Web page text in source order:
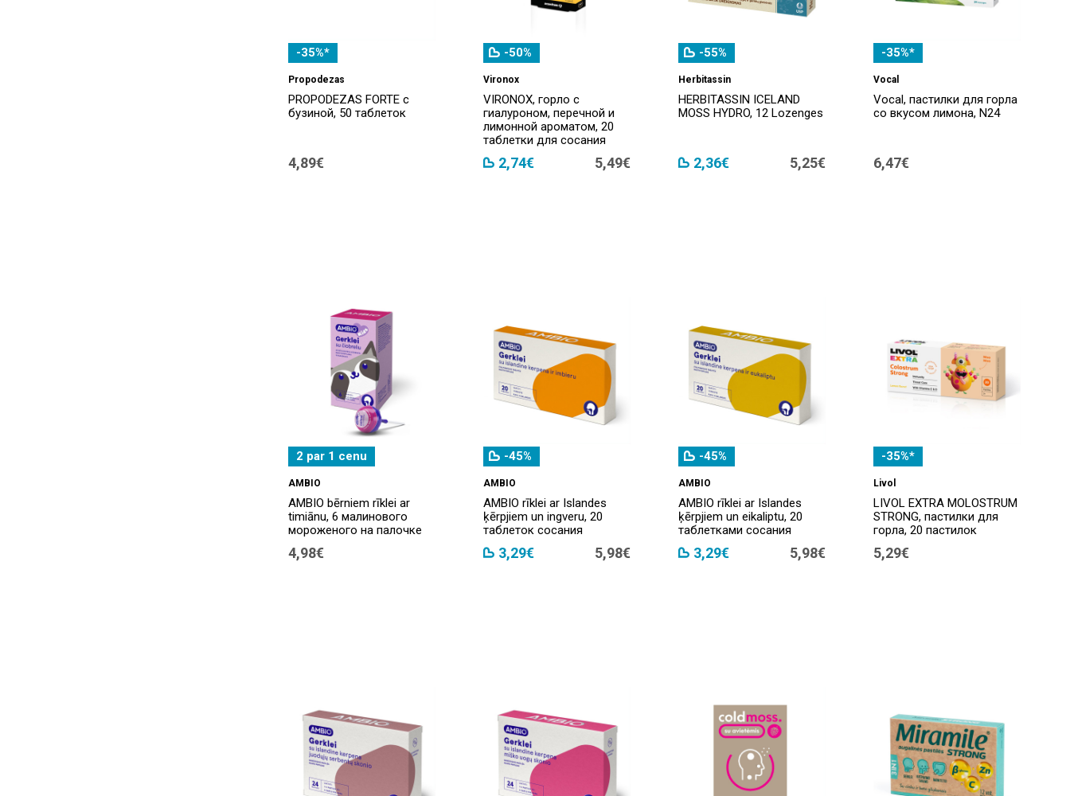
-35%*
Propodezas
PROPODEZAS FORTE с
бузиной, 50 таблеток
4,89€
-50%
Vironox
VIRONOX, горло с
гиалуроном, перечной и
лимонной ароматом, 20
таблетки для сосания
2,74€ 5,49€
-55%
Herbitassin
HERBITASSIN ICELAND
MOSS HYDRO, 12 Lozenges
2,36€ 5,25€
-35%*
Vocal
Vocal, пастилки для горла
со вкусом лимона, N24
6,47€
2 par 1 cenu
AMBIO
AMBIO bērniem rīklei ar
timiānu, 6 малинового
мороженого на палочке
4,98€
-45%
AMBIO
AMBIO rīklei ar Islandes
ķērpjiem un ingveru, 20
таблеток сосания
3,29€ 5,98€
-45%
AMBIO
AMBIO rīklei ar Islandes
ķērpjiem un eikaliptu, 20
таблетками сосания
3,29€ 5,98€
-35%*
Livol
LIVOL EXTRA MOLOSTRUM
STRONG, пастилки для
горла, 20 пастилок
5,29€